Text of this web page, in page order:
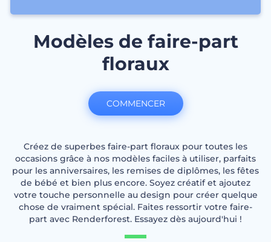
Modèles de faire-part
floraux
Créez de superbes faire-part floraux pour toutes les
occasions grâce à nos modèles faciles à utiliser, parfaits
pour les anniversaires, les remises de diplômes, les fêtes
de bébé et bien plus encore. Soyez créatif et ajoutez
votre touche personnelle au design pour créer quelque
chose de vraiment spécial. Faites ressortir votre faire-
part avec Renderforest. Essayez dès aujourd'hui !
COMMENCER